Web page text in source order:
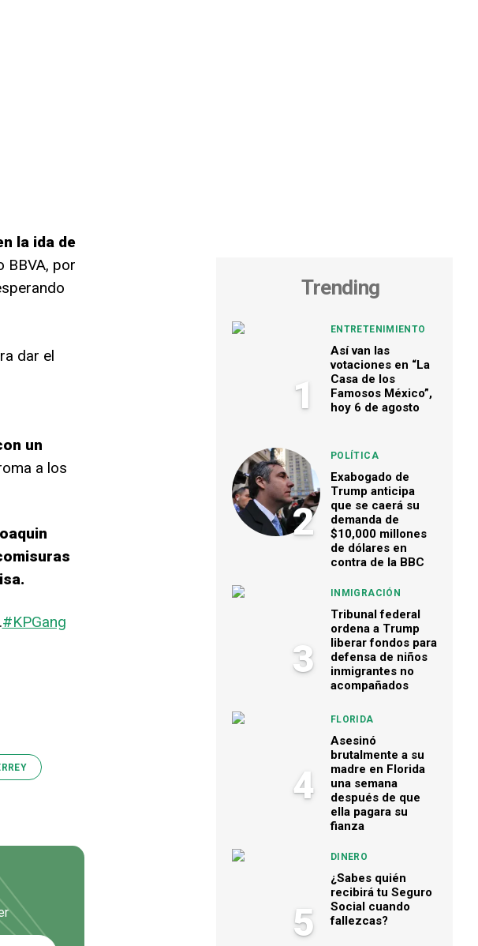
la ida de
BBVA, por
dar el
un
a los
#KPGang
Trending
1
ENTRETENIMIENTO
Así van las
votaciones en “La
Casa de los
Famosos México”,
hoy 6 de agosto
2
POLÍTICA
Exabogado de
Trump anticipa
que se caerá su
demanda de
$10,000 millones
de dólares en
contra de la BBC
3
INMIGRACIÓN
Tribunal federal
ordena a Trump
liberar fondos para
defensa de niños
inmigrantes no
acompañados
4
FLORIDA
Asesinó
brutalmente a su
madre en Florida
una semana
después de que
ella pagara su
fianza
5
DINERO
¿Sabes quién
recibirá tu Seguro
Social cuando
fallezcas?